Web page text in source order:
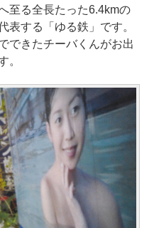
至る全長たった6.4kmの
表する「ゆる鉄」です。
できたチーバくんがお出
。